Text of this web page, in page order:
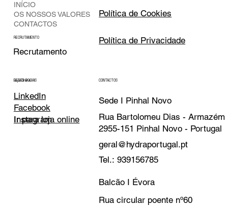
INÍCIO
OS NOSSOS VALORES
CONTACTOS
RECRUTAMENTO
Recrutamento
Política de Cookies
Política de Privacidade
REDES SOCIAIS
LinkedIn
Facebook
Instagram
Loja Online
Ir para loja online
CONTACTOS
Sede I Pinhal Novo
Rua Bartolomeu Dias - Armazém
2955-151 Pinhal Novo - Portugal
geral@hydraportugal.pt
Tel.: 939156785
Balcão I Évora
Rua circular poente nº60